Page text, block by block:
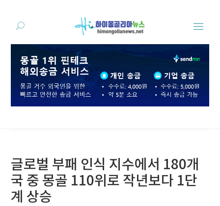
글로벌 부패 인식 지수에서 180개
국 중 몽골 110위로 작년보다 1단
계 상승